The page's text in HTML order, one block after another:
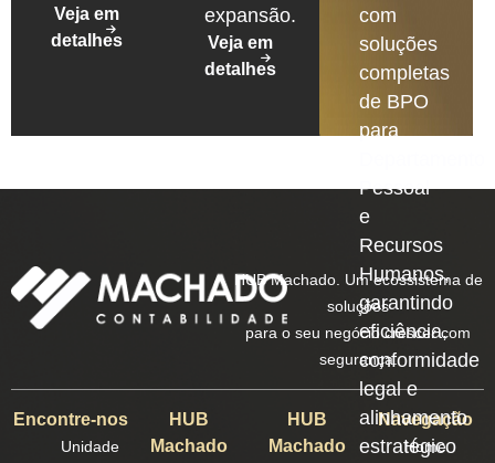
Veja em
detalhes
expansão.
Veja em
detalhes
com
soluções
completas
de BPO
para
Pessoal
e
Recursos
Humanos,
garantindo
eficiência,
conformidade
legal e
alinhamento
estratégico
HUB Machado. Um ecossistema de
soluções
para o seu negócio crescer com
segurança.
Encontre-nos
Unidade
HUB
Machado
HUB
Machado
Navegação
Home